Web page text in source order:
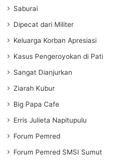
Saburai
Dipecat dari Militer
Keluarga Korban Apresiasi
Kasus Pengeroyokan di Pati
Sangat Dianjurkan
Ziarah Kubur
Big Papa Cafe
Erris Julieta Napitupulu
Forum Pemred
Forum Pemred SMSI Sumut